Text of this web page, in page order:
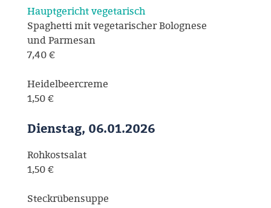
Hauptgericht vegetarisch
Spaghetti mit vegetarischer Bolognese
und Parmesan
7,40 €
Heidelbeercreme
1,50 €
Dienstag, 06.01.2026
Rohkostsalat
1,50 €
Steckrübensuppe